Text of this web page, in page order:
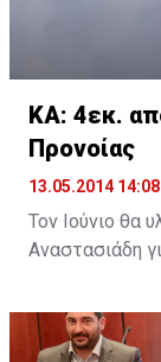
που αφορά
ΚΑ: 4εκ.
Προνοίας
13.05.2014 14:08
Τον Ιούνιο θα
Αναστασιάδη
Κυπριακές
που έδωσε ο